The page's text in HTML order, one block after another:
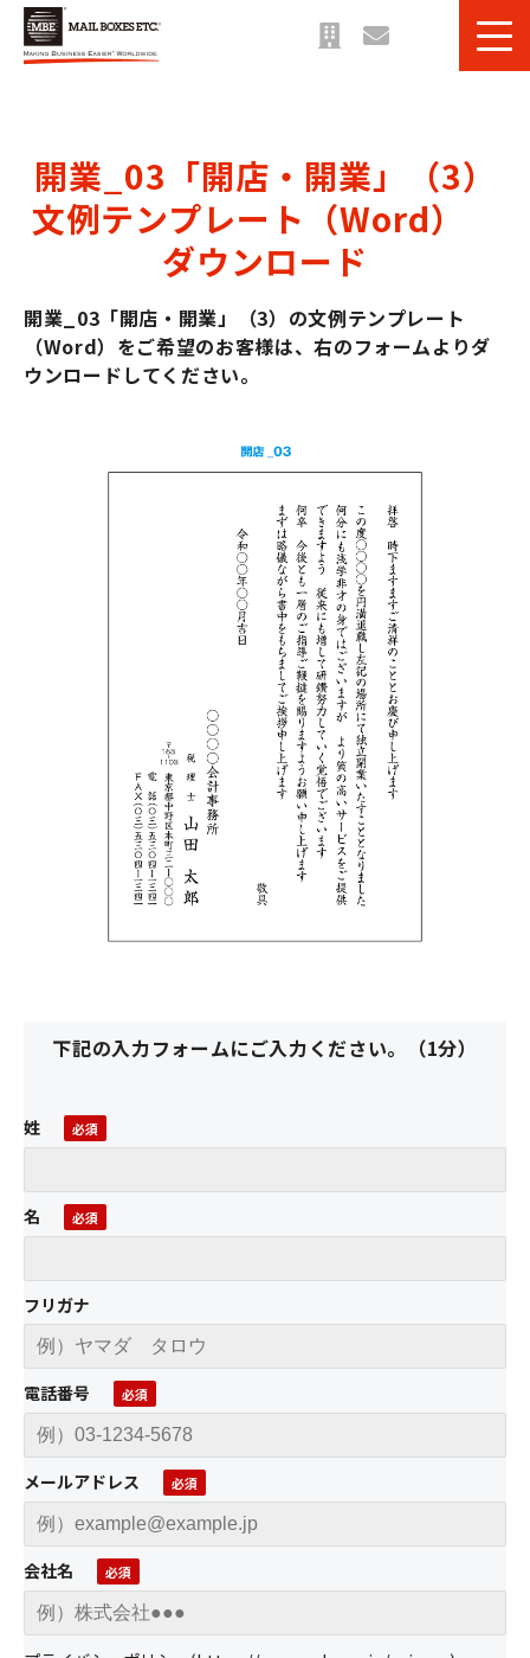
法人のお客様へ
ご利用事例
お役立ち情報＆ブログ
開業_03「開店・開業」（3）
文例テンプレート（Word）
ダウンロード
開業_03「開店・開業」（3）の文例テンプレート
（Word）をご希望のお客様は、右のフォームよりダ
ウンロードしてください。
下記の入力フォームにご入力ください。（1分）
姓
名
フリガナ
電話番号
メールアドレス
会社名